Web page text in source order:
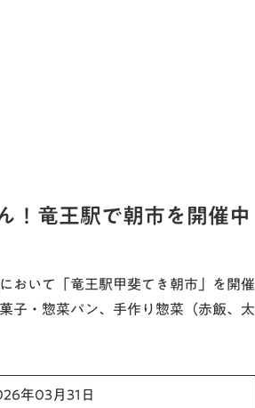
！竜王駅で朝市を開催中
おいて「竜王駅甲斐てき朝市」を開催
子・惣菜パン、手作り惣菜（赤飯、太
年03月31日